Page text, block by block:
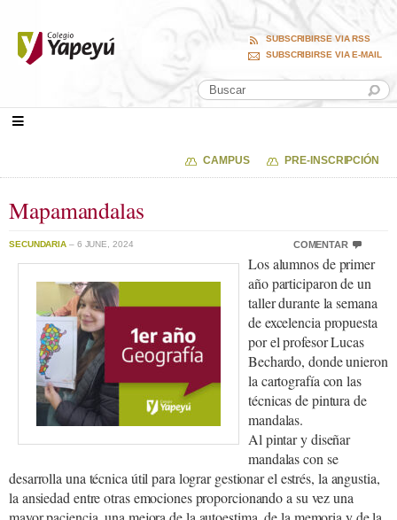
SUBSCRIBIRSE VIA RSS
SUBSCRIBIRSE VIA E-MAIL
CAMPUS PRE-INSCRIPCIÓN
Mapamandalas
SECUNDARIA – 6 JUNE, 2024 COMENTAR
Los alumnos de primer
año participaron de un
taller durante la semana
de excelencia propuesta
por el profesor Lucas
Bechardo, donde unieron
la cartografía con las
técnicas de pintura de
mandalas.
Al pintar y diseñar
mandalas con se
desarrolla una técnica útil para lograr gestionar el estrés, la angustia,
la ansiedad entre otras emociones proporcionando a su vez una